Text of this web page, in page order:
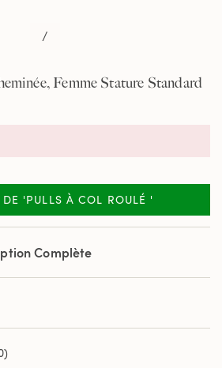
/
Femme Stature Standard
'PULLS À COL ROULÉ '
Complète